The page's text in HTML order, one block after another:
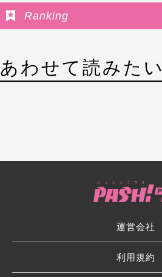
Ranking
あわせて読みたい
運営会社
利用規約